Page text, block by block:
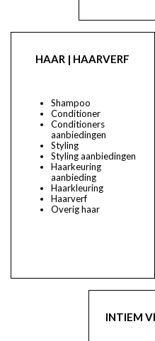
HAAR | HAARVERF
Shampoo
Conditioner
Conditioners
aanbiedingen
Styling
Styling aanbiedingen
Haarkeuring
aanbieding
Haarkleuring
Haarverf
Overig haar
INTIEM